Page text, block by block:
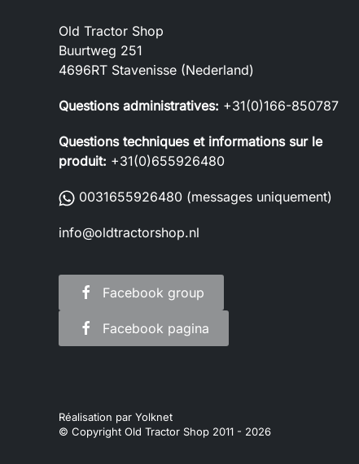
Old Tractor Shop
Buurtweg 251
4696RT Stavenisse (Nederland)
Questions administratives: +31(0)166-850787
Questions techniques et informations sur le
produit: +31(0)655926480
0031655926480 (messages uniquement)
info@oldtractorshop.nl
Facebook group
Facebook pagina
Réalisation par Yolknet
© Copyright Old Tractor Shop 2011 - 2026